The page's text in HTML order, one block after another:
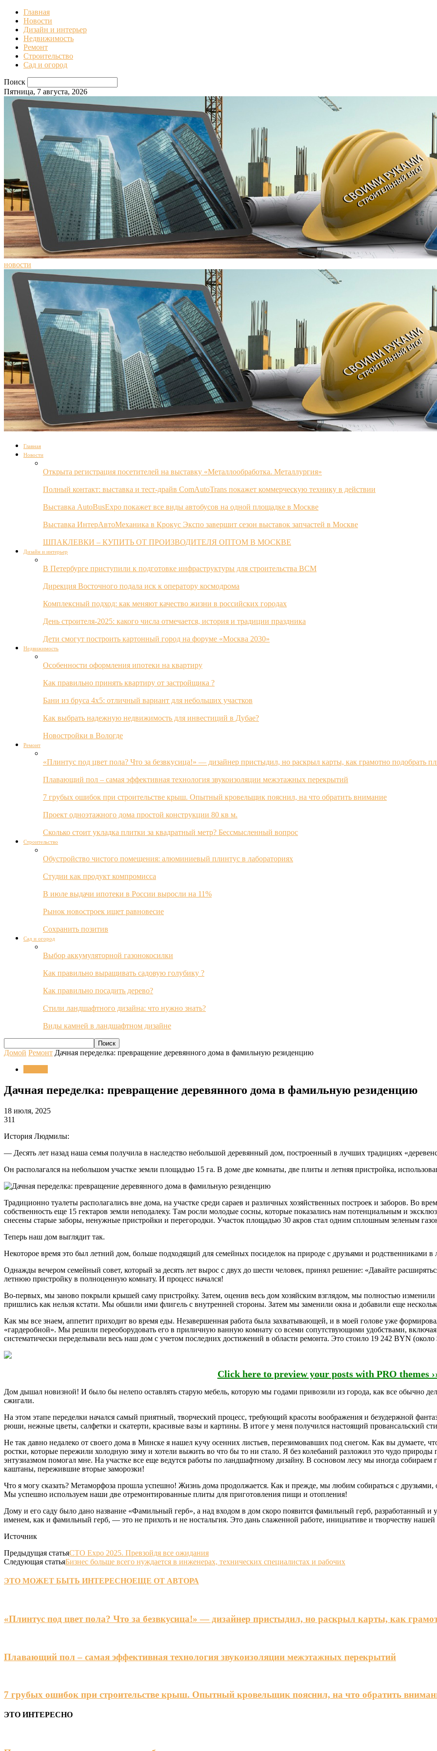
Главная
Новости
Дизайн и интерьер
Недвижимость
Ремонт
Строительство
Сад и огород
Поиск
Пятница, 7 августа, 2026
новости
Главная
Новости
Открыта регистрация посетителей на выставку «Металлообработка. Металлургия»
Полный контакт: выставка и тест-драйв ComAutoTrans покажет коммерческую технику в действии
Выставка AutoBusExpo покажет все виды автобусов на одной площадке в Москве
Выставка ИнтерАвтоМеханика в Крокус Экспо завершит сезон выставок запчастей в Москве
ШПАКЛЕВКИ – КУПИТЬ ОТ ПРОИЗВОДИТЕЛЯ ОПТОМ В МОСКВЕ
Дизайн и интерьер
В Петербурге приступили к подготовке инфраструктуры для строительства ВСМ
Дирекция Восточного подала иск к оператору космодрома
Комплексный подход: как меняют качество жизни в российских городах
День строителя-2025: какого числа отмечается, история и традиции праздника
Дети смогут построить картонный город на форуме «Москва 2030»
Недвижимость
Особенности оформления ипотеки на квартиру
Как правильно принять квартиру от застройщика ?
Бани из бруса 4х5: отличный вариант для небольших участков
Как выбрать надежную недвижимость для инвестиций в Дубае?
Новостройки в Вологде
Ремонт
«Плинтус под цвет пола? Что за безвкусица!» — дизайнер пристыдил, но раскрыл карты, как грамотно подобрать
Плавающий пол – самая эффективная технология звукоизоляции межэтажных перекрытий
7 грубых ошибок при строительстве крыш. Опытный кровельщик пояснил, на что обратить внимание
Проект одноэтажного дома простой конструкции 80 кв м.
Сколько стоит укладка плитки за квадратный метр? Бессмысленный вопрос
Строительство
Обустройство чистого помещения: алюминиевый плинтус в лабораториях
Студии как продукт компромисса
В июле выдачи ипотеки в России выросли на 11%
Рынок новостроек ищет равновесие
Сохранить позитив
Сад и огород
Выбор аккумуляторной газонокосилки
Как правильно выращивать садовую голубику ?
Как правильно посадить дерево?
Стили ландшафтного дизайна: что нужно знать?
Виды камней в ландшафтном дизайне
Домой Ремонт Дачная переделка: превращение деревянного дома в фамильную резиденцию
Дачная переделка: превращение деревянного дома в фамильную резиденцию
18 июля, 2025
311
История Людмилы:
— Десять лет назад наша семья получила в наследство небольшой деревянный дом, построенный в лучших традициях
Он располагался на небольшом участке земли площадью 15 га. В доме две комнаты, две плиты и летняя пристройка,
Традиционно туалеты располагались вне дома, на участке среди сараев и различных хозяйственных построек и заборов. Во
собственность еще 15 гектаров земли неподалеку. Там росли молодые сосны, которые показались нам потенциальным и
снесены старые заборы, ненужные пристройки и перегородки. Участок площадью 30 акров стал одним сплошным зеленым
Теперь наш дом выглядит так.
Некоторое время это был летний дом, больше подходящий для семейных посиделок на природе с друзьями и родственниками в
Однажды вечером семейный совет, который за десять лет вырос с двух до шести человек, принял решение: «Давайте
летнюю пристройку в полноценную комнату. И процесс начался!
Во-первых, мы заново покрыли крышей саму пристройку. Затем, оценив весь дом хозяйским взглядом, мы полностью
пришлись как нельзя кстати. Мы обшили ими флигель с внутренней стороны. Затем мы заменили окна и добавили еще
Как мы все знаем, аппетит приходит во время еды. Незавершенная работа была захватывающей, и в моей голове уже
«гардеробной». Мы решили переоборудовать его в приличную ванную комнату со всеми сопутствующими удобствами,
систематически переделывали весь наш дом с учетом последних достижений в области ремонта. Это стоило 19 242 BYN (около
Click here to preview your posts with PRO themes
Дом дышал новизной! И было бы нелепо оставлять старую мебель, которую мы годами привозили из города, как все обычно
сжигали.
На этом этапе переделки начался самый приятный, творческий процесс, требующий красоты воображения и безудержной
рюши, нежные цветы, салфетки и скатерти, красивые вазы и картины. В итоге у меня получился настоящий провансальский
Не так давно недалеко от своего дома в Минске я нашел кучу осенних листьев, перезимовавших под снегом. Как вы думаете,
ростки, которые пережили холодную зиму и хотели выжить во что бы то ни стало. Я без колебаний разложил это чудо
энтузиазмом помогал мне. На участке все еще ведутся работы по ландшафтному дизайну. В сосновом лесу мы иногда
каштаны, пережившие вторые заморозки!
Что я могу сказать? Метаморфоза прошла успешно! Жизнь дома продолжается. Как и прежде, мы любим собираться с друзьями,
Мы успешно используем наши две отремонтированные плиты для приготовления пищи и отопления!
Дому и его саду было дано название «Фамильный герб», а над входом в дом скоро появится фамильный герб, разработанный
именем, как и фамильный герб, — это не прихоть и не ностальгия. Это дань слаженной работе, инициативе и творчеству нашей
Источник
Предыдущая статьяСТО Expo 2025. Превзойдя все ожидания
Следующая статьяБизнес больше всего нуждается в инженерах, технических специалистах и рабочих
ЭТО МОЖЕТ БЫТЬ ИНТЕРЕСНОЕЩЕ ОТ АВТОРА
«Плинтус под цвет пола? Что за безвкусица!» — дизайнер пристыдил, но раскрыл карты, как
Плавающий пол – самая эффективная технология звукоизоляции межэтажных перекрытий
7 грубых ошибок при строительстве крыш. Опытный кровельщик пояснил, на что обратить
ЭТО ИНТЕРЕСНО